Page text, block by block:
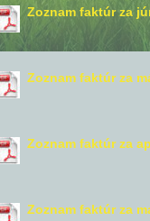
Zoznam faktúr za
Zoznam faktúr za
Zoznam faktúr za
Zoznam faktúr za